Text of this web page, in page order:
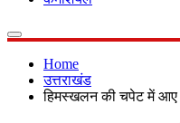
Home
उत्तराखंड
हिमस्खलन की चपेट में आए